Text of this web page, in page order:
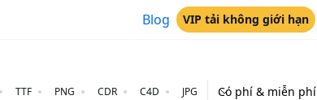
Blog VIP tải không giới hạn
TTF PNG CDR C4D JPG Có phí & miễn phí